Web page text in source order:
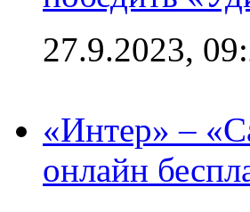
27.9.2023,
«Интер» –
онлайн